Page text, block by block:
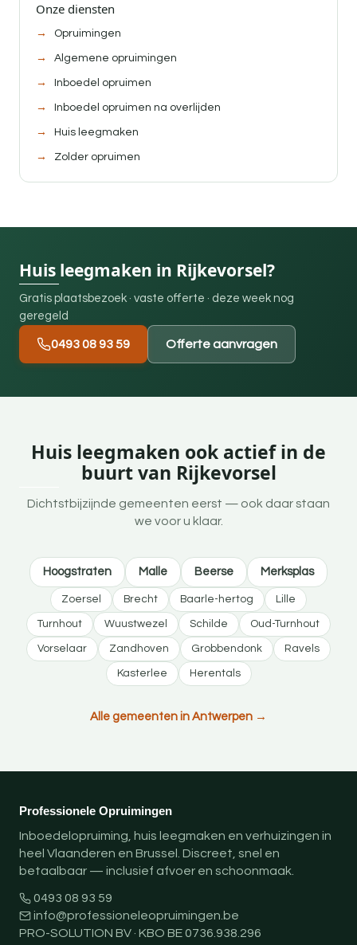
Onze diensten
Opruimingen
Algemene opruimingen
Inboedel opruimen
Inboedel opruimen na overlijden
Huis leegmaken
Zolder opruimen
Huis leegmaken in Rijkevorsel?
Gratis plaatsbezoek · vaste offerte · deze week nog
geregeld
0493 08 93 59 Offerte aanvragen
Huis leegmaken ook actief in de
buurt van Rijkevorsel
Dichtstbijzijnde gemeenten eerst — ook daar staan
we voor u klaar.
Hoogstraten Malle Beerse Merksplas
Zoersel Brecht Baarle-hertog Lille
Turnhout Wuustwezel Schilde Oud-Turnhout
Vorselaar Zandhoven Grobbendonk Ravels
Kasterlee Herentals
Alle gemeenten in Antwerpen →
Professionele Opruimingen
Inboedelopruiming, huis leegmaken en verhuizingen in
heel Vlaanderen en Brussel. Discreet, snel en
betaalbaar — inclusief afvoer en schoonmaak.
0493 08 93 59
info@professioneleopruimingen.be
PRO-SOLUTION BV · KBO BE 0736.938.296